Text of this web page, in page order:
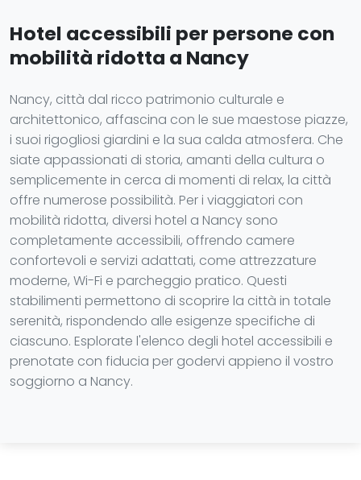
Hotel accessibili per persone con
mobilità ridotta a Nancy
Nancy, città dal ricco patrimonio culturale e
architettonico, affascina con le sue maestose piazze,
i suoi rigogliosi giardini e la sua calda atmosfera. Che
siate appassionati di storia, amanti della cultura o
semplicemente in cerca di momenti di relax, la città
offre numerose possibilità. Per i viaggiatori con
mobilità ridotta, diversi hotel a Nancy sono
completamente accessibili, offrendo camere
confortevoli e servizi adattati, come attrezzature
moderne, Wi-Fi e parcheggio pratico. Questi
stabilimenti permettono di scoprire la città in totale
serenità, rispondendo alle esigenze specifiche di
ciascuno. Esplorate l'elenco degli hotel accessibili e
prenotate con fiducia per godervi appieno il vostro
soggiorno a Nancy.